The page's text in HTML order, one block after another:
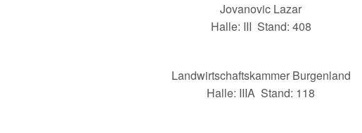
Jovanovic Lazar
Halle: III Stand: 408
Landwirtschaftskammer Burgenland
Halle: IIIA Stand: 118